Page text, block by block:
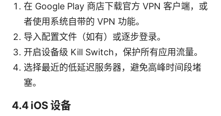
在 Google Play 商店下载官方 VPN 客户端，或
者使用系统自带的 VPN 功能。
导入配置文件（如有）或逐步登录。
开启设备级 Kill Switch，保护所有应用流量。
选择最近的低延迟服务器，避免高峰时间段堵
塞。
4.4 iOS 设备